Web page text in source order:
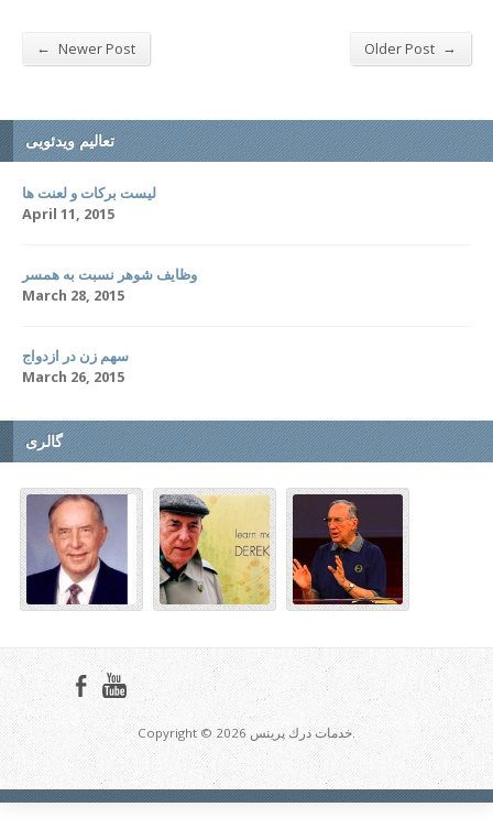
← Newer Post Older Post →
تعالیم ویدئویی
لیست برکات و لعنت ها
April 11, 2015
وظایف شوهر نسبت به همسر
March 28, 2015
سهم زن در ازدواج
March 26, 2015
گالری
Copyright © 2026 خدمات درك پرينس.